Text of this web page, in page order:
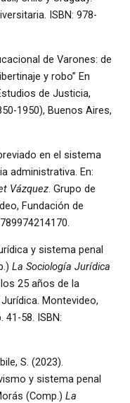
ISBN: 978-
de Varones: de
y robo” En
de Justicia,
1950), Buenos Aires,
en el sistema
administrativa. En:
Vázquez . Grupo de
Fundación de
y sistema penal
La Sociología Jurídica
25 años de la
Montevideo,
41-58. ISBN:
S. (2023).
y sistema penal
(Comp.) La